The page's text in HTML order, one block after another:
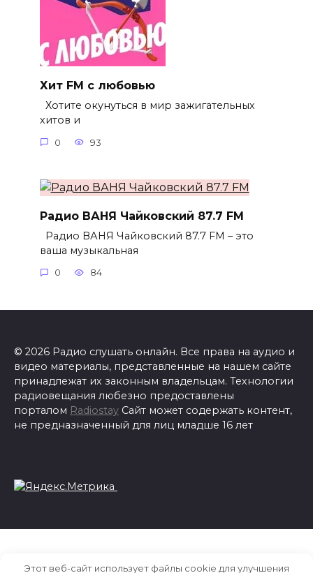
Хит FM с любовью
Хотите окунуться в мир зажигательных
хитов и
0 93
Радио ВАНЯ Чайковский 87.7 FM
Радио ВАНЯ Чайковский 87.7 FM – это
ваша музыкальная
0 84
© 2026 Радио слушать онлайн. Все права на аудио и
видео материалы, представленные на нашем сайте
принадлежат их законным владельцам. Технологии
радиовещания любезно предоставлены
порталом Radiostay Сайт может содержать контент,
не предназначенный для лиц младше 16 лет
Этот веб-сайт использует файлы cookie для улучшения